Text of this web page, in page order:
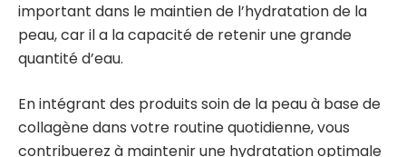
important dans le maintien de l’hydratation de la
peau, car il a la capacité de retenir une grande
quantité d’eau.
En intégrant des produits soin de la peau à base de
collagène dans votre routine quotidienne, vous
contribuerez à maintenir une hydratation optimale